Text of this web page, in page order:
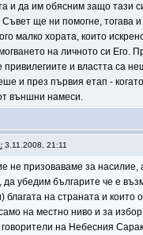
и да им обясним защо тази
Съвет ще ни помогне,
малко хората, които
на личното си Его.
привилегиите и властта са
и през първия етап -
външни намеси.
3.11.2008, 21:11
не призоваваме за
убедим българите че е
благата на страната и
на местно ниво и за
на Небесния